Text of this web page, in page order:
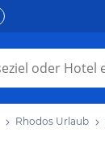
Rhodos Urlaub